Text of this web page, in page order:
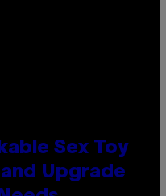
Sex Toy
Upgrade